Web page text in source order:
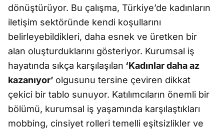
dönüştürüyor. Bu çalışma, Türkiye’de kadınların
iletişim sektöründe kendi koşullarını
belirleyebildikleri, daha esnek ve üretken bir
alan oluşturduklarını gösteriyor. Kurumsal iş
hayatında sıkça karşılaşılan ‘Kadınlar daha az
kazanıyor’ olgusunu tersine çeviren dikkat
çekici bir tablo sunuyor. Katılımcıların önemli bir
bölümü, kurumsal iş yaşamında karşılaştıkları
mobbing, cinsiyet rolleri temelli eşitsizlikler ve